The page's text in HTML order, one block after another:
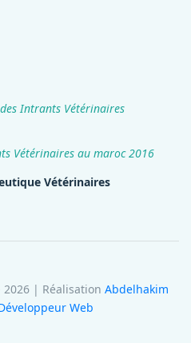
Intrants Vétérinaires
Vétérinaires au maroc 2016
Vétérinaires
| Réalisation Abdelhakim
Web